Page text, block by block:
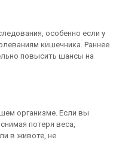
особенно если у
кишечника. Раннее
повысить шансы на
организме. Если вы
потеря веса,
в животе, не